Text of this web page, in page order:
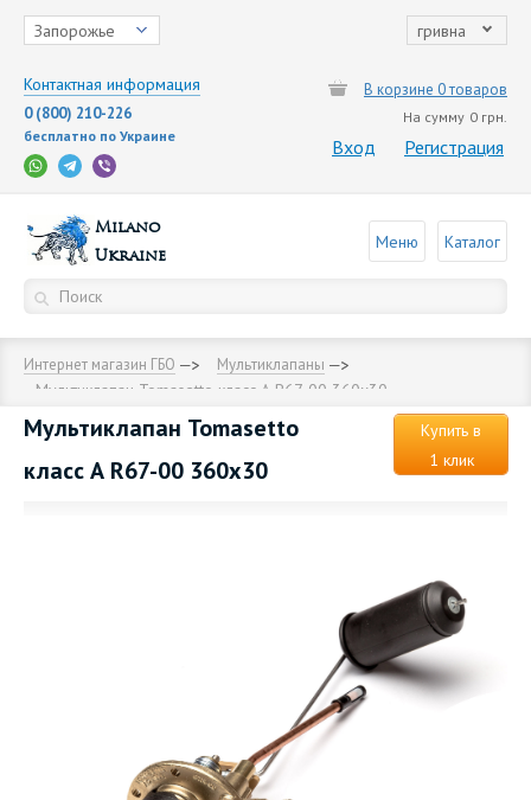
Запорожье гривна
Контактная информация
0 (800) 210-226
бесплатно по Украине
В корзине 0 товаров
На сумму 0 грн.
Вход Регистрация
Milano
Ukraine
Меню Каталог
Интернет магазин ГБО Мультиклапаны
Мультиклапан Тоmasetto класс А R67-00 360х30
Мультиклапан Тоmasetto
класс А R67-00 360х30
Купить в
1 клик